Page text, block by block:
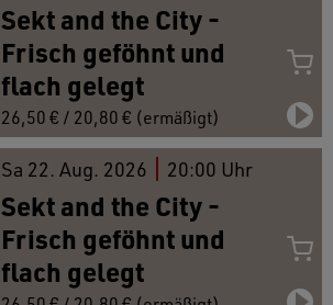
Sekt and the City -
Frisch geföhnt und
flach gelegt
26,50 € / 20,80 € (ermäßigt)
Sa 22. Aug. 2026 20:00 Uhr
Sekt and the City -
Frisch geföhnt und
flach gelegt